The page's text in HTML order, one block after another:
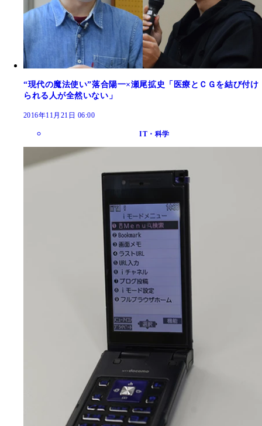
“現代の魔法使い”落合陽一×瀬尾拡史「医療とＣＧを結び付け
られる人が全然いない」
2016年11月21日 06:00
IT・科学